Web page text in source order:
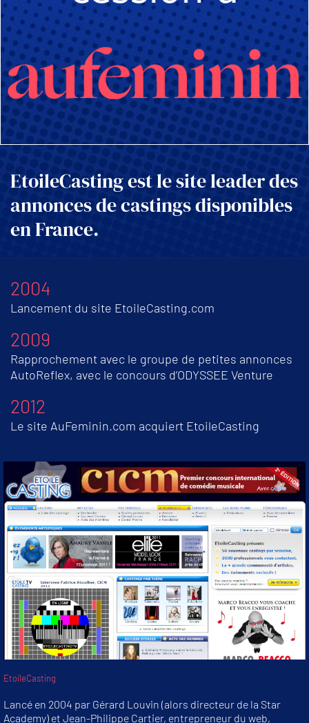
EtoileCasting est le site leader des
annonces de castings disponibles
en France.
2004
Lancement du site EtoileCasting.com
2009
Rapprochement avec le groupe de petites annonces
AutoReflex, avec le concours d’ODYSSEE Venture
2012
Le site AuFeminin.com acquiert EtoileCasting
EtoileCasting
Lancé en 2004 par Gérard Louvin (alors directeur de la Star
Academy) et Jean-Philippe Cartier, entrepreneur du web,